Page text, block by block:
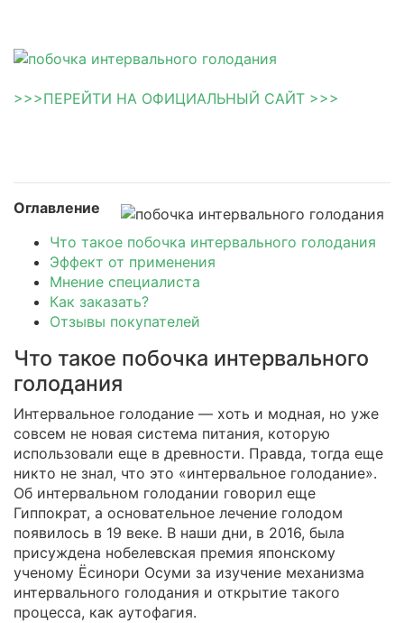
>>>ПЕРЕЙТИ НА ОФИЦИАЛЬНЫЙ САЙТ >>>
Оглавление
Что такое побочка интервального голодания
Эффект от применения
Мнение специалиста
Как заказать?
Отзывы покупателей
Что такое побочка интервального
голодания
Интервальное голодание — хоть и модная, но уже
совсем не новая система питания, которую
использовали еще в древности. Правда, тогда еще
никто не знал, что это «интервальное голодание».
Об интервальном голодании говорил еще
Гиппократ, а основательное лечение голодом
появилось в 19 веке. В наши дни, в 2016, была
присуждена нобелевская премия японскому
ученому Ёсинори Осуми за изучение механизма
интервального голодания и открытие такого
процесса, как аутофагия.